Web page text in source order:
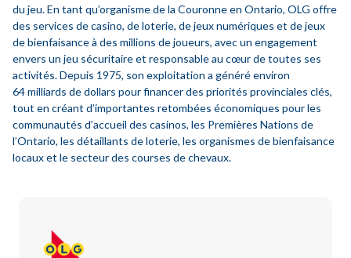
du jeu. En tant qu’organisme de la Couronne en Ontario, OLG offre
des services de casino, de loterie, de jeux numériques et de jeux
de bienfaisance à des millions de joueurs, avec un engagement
envers un jeu sécuritaire et responsable au cœur de toutes ses
activités. Depuis 1975, son exploitation a généré environ
64 milliards de dollars pour financer des priorités provinciales clés,
tout en créant d’importantes retombées économiques pour les
communautés d’accueil des casinos, les Premières Nations de
l’Ontario, les détaillants de loterie, les organismes de bienfaisance
locaux et le secteur des courses de chevaux.